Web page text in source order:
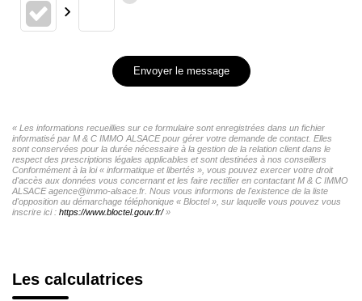
Envoyer le message
« Les informations recueillies sur ce formulaire sont enregistrées dans un fichier
informatisé par M & C IMMO ALSACE pour gérer votre demande de contact. Elles
sont conservées pour la durée nécessaire à la gestion de la relation client dans le
respect des prescriptions légales applicables et sont destinées à nos conseillers
Conformément à la loi « informatique et libertés », vous pouvez exercer votre droit
d'accès aux données vous concernant et les faire rectifier en contactant M & C IMMO
ALSACE agence@immo-alsace.fr. Nous vous informons de l'existence de la liste
d'opposition au démarchage téléphonique « Bloctel », sur laquelle vous pouvez vous
inscrire ici : https://www.bloctel.gouv.fr/»
Les calculatrices